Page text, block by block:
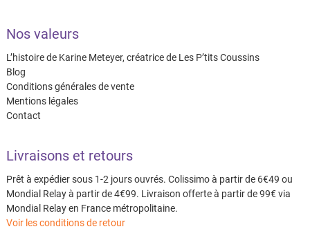
Nos valeurs
L’histoire de Karine Meteyer, créatrice de Les P’tits Coussins
Blog
Conditions générales de vente
Mentions légales
Contact
Livraisons et retours
Prêt à expédier sous 1-2 jours ouvrés. Colissimo à partir de 6€49 ou
Mondial Relay à partir de 4€99. Livraison offerte à partir de 99€ via
Mondial Relay en France métropolitaine.
Voir les conditions de retour